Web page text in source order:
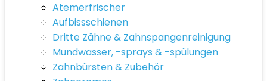
Atemerfrischer
Aufbissschienen
Dritte Zähne & Zahnspangenreinigung
Mundwasser, -sprays & -spülungen
Zahnbürsten & Zubehör